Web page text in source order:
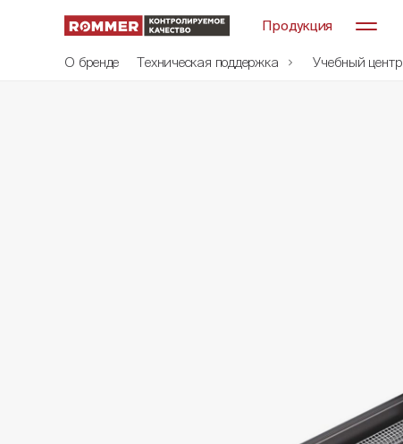
Продукция
О бренде
Техническая поддержка Учебный центр